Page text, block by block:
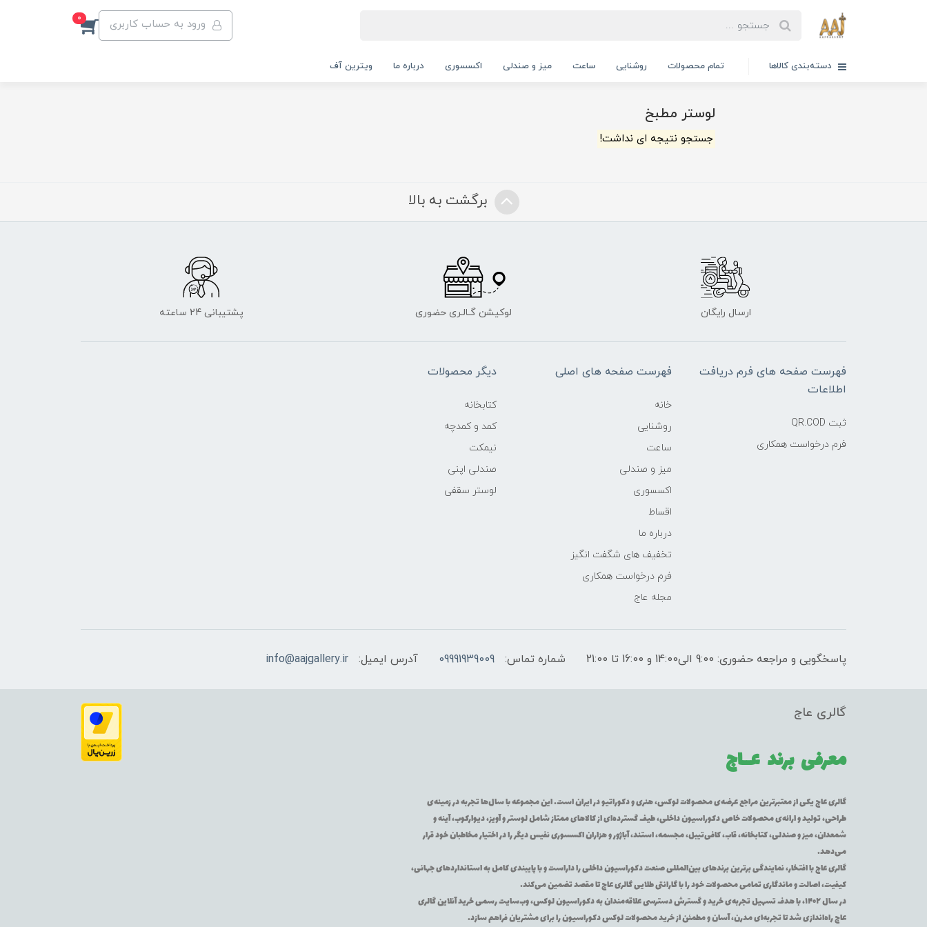
ورود به حساب کاربری 0
دسته‌بندی کالاها تمام محصولات روشنایی ساعت میز و صندلی اکسسوری درباره ما ویترین آف
لوستر مطبخ
جستجو نتیجه ای نداشت!
برگشت به بالا
ارسال رایگان لوکیشن گـالـری حضوری پشتیبانی 24 ساعته
فهرست صفحه های فرم دریافت
اطلاعات
ثبت QR.COD
فرم درخواست همکاری
فهرست صفحه های اصلی
خانه
روشنایی
ساعت
میز و صندلی
اکسسوری
اقساط
درباره ما
تخفیف های شگفت انگیز
فرم درخواست همکاری
مجله عاج
دیگر محصولات
کتابخانه
کمد و کمدچه
نیمکت
صندلی اپنی
لوستر سقفی
پاسخگویی و مراجعه حضوری: 9:00 الی14:00 و 16:00 تا 21:00 شماره تماس: 09991939009 آدرس ایمیل: info@aajgallery.ir
گالری عاج
معرفی برند عــاج
گالری عاج یکی از معتبرترین مراجع عرضه‌ی محصولات لوکس، هنری و دکوراتیو در ایران است. این مجموعه با سال‌ها تجربه در زمینه‌ی
طراحی، تولید و ارائه‌ی محصولات خاص دکوراسیون داخلی، طیف گسترده‌ای از کالاهای ممتاز شامل لوستر و آویز، دیوارکوب، آینه و
شمعدان، میز و صندلی، کتابخانه، قاب، کافی‌تیبل، مجسمه، استند، آباژور و هزاران اکسسوری نفیس دیگر را در اختیار مخاطبان خود قرار
می‌دهد.
گالری عاج با افتخار، نمایندگی برترین برندهای بین‌المللی صنعت دکوراسیون داخلی را داراست و با پایبندی کامل به استانداردهای جهانی،
کیفیت، اصالت و ماندگاری تمامی محصولات خود را با گارانتی طلایی گالری عاج تا مقصد تضمین می‌کند.
در سال ۱۴۰۲، با هدف تسهیل تجربه‌ی خرید و گسترش دسترسی علاقه‌مندان به دکوراسیون لوکس، وب‌سایت رسمی خرید آنلاین گالری
عاج راه‌اندازی شد تا تجربه‌ای مدرن، آسان و مطمئن از خرید محصولات لوکس دکوراسیون را برای مشتریان فراهم سازد.